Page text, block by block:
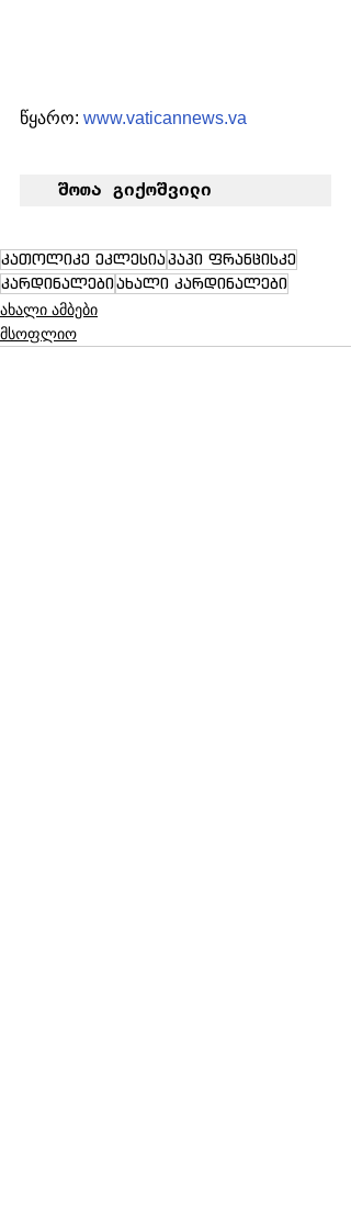
წყარო: www.vaticannews.va
შოთა გიქოშვილი
კათოლიკე ეკლესიაპაპი ფრანცისკე
კარდინალებიახალი კარდინალები
ახალი ამბები
მსოფლიო